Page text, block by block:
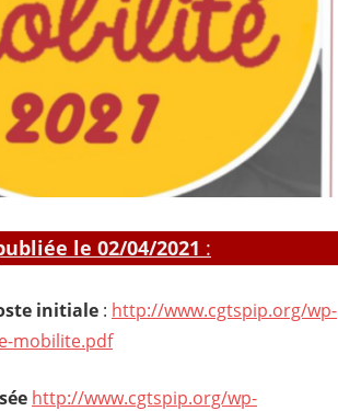
le 02/04/2021 :
initiale : http://www.cgtspip.org/wp-
mobilite.pdf
http://www.cgtspip.org/wp-